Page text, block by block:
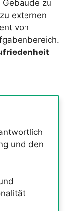
zu
externen
von
und den